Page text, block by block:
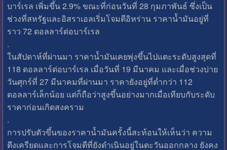
บาร์เรล เพิ่มขึ้น 2.9% ขณะที่ก่อนวันที่ 28 กุมภาพันธ์ ซึ่งเป็น
ช่วงที่สหรัฐและอิสราเอลเริ่มโจมตีอิหร่าน ราคาน้ำมันอยู่ที่
ราว 72 ดอลลาร์ต่อบาร์เรล
.
ในสัปดาห์ที่ผ่านมา ราคาน้ำมันเคยพุ่งขึ้นไปแตะระดับสูงสุดที่
118 ดอลลาร์ต่อบาร์เรล เมื่อวันที่ 19 มีนาคม และเมื่อช่วงบ่าย
วันศุกร์ที่ 27 มีนาคมที่ผ่านมา ราคายังอยู่ที่ต่ำกว่า 112
ดอลลาร์เล็กน้อย แต่ก็ถือว่าสูงขึ้นอย่างมากเมื่อเทียบกับระดับ
ราคาก่อนเกิดสงคราม
.
การปรับตัวขึ้นของราคาน้ำมันครั้งนี้สะท้อนให้เห็นว่า ความ
ตึงเครียดและการโจมตีที่ยังดำเนินอยู่ในตะวันออกกลาง ยังคง